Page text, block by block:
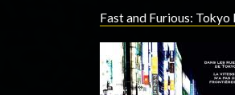
Fast and Furious: